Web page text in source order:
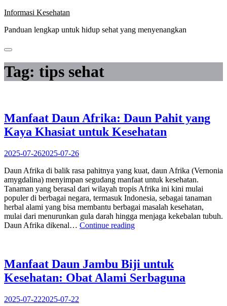
Skip
content
Informasi Kesehatan
Panduan lengkap untuk hidup sehat yang menyenangkan
Tag: tips sehat
Manfaat Daun Afrika: Daun Pahit yang
Kaya Khasiat untuk Kesehatan
2025-07-262025-07-26
Daun Afrika di balik rasa pahitnya yang kuat, daun Afrika (Vernonia
amygdalina) menyimpan segudang manfaat untuk kesehatan.
Tanaman yang berasal dari wilayah tropis Afrika ini kini mulai
populer di berbagai negara, termasuk Indonesia, sebagai tanaman
herbal alami yang bisa membantu berbagai masalah kesehatan,
mulai dari menurunkan gula darah hingga menjaga kekebalan tubuh.
Daun Afrika dikenal… Continue reading“Manfaat
Pahit
yang
Kaya
Manfaat Daun Jambu Biji untuk
Kesehatan: Obat Alami Serbaguna
2025-07-222025-07-22